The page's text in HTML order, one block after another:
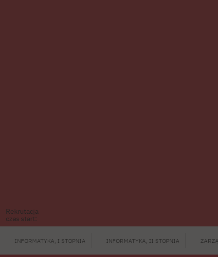
Rekrutacja
czas start:
INFORMATYKA, I STOPNIA INFORMATYKA, II STOPNIA